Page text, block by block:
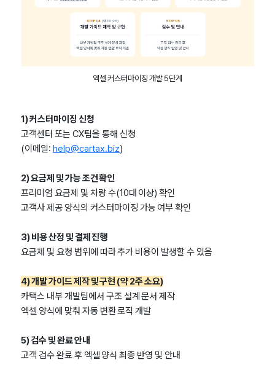
엑셀 커스터마이징 개발 5단계
1) 커스터마이징 신청
고객센터 또는 CX팀을 통해 신청
(이메일:help@cartax.biz)
2) 요금제 및 가능 조건 확인
프리미엄 요금제 및 차량 수(10대 이상) 확인
고객사 제공 양식의 커스터마이징 가능 여부 확인
3) 비용 산정 및 결제 진행
요금제 및 요청 범위에 따라 추가 비용이 발생할 수 있음
4) 개발 가이드 제작 및 구현 (약 2주 소요)
카택스 내부 개발팀에서 구조 설계 문서 제작
엑셀 양식에 맞춰 자동 변환 로직 개발
5) 검수 및 완료 안내
고객 검수 완료 후 엑셀 양식 최종 반영 및 안내